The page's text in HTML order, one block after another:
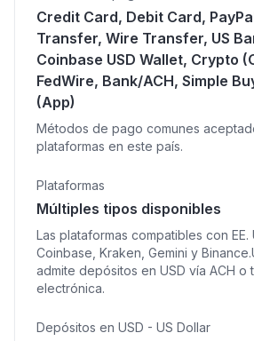
Credit Card, Debit Card,
Transfer, Wire Transfer, US
Coinbase USD Wallet, Crypto
FedWire, Bank/ACH, Simple
(App)
Métodos de pago comunes
plataformas en este país.
Plataformas
Múltiples tipos disponibles
Las plataformas compatibles con EE.
Coinbase, Kraken, Gemini y
admite depósitos en USD vía ACH o
electrónica.
Depósitos en USD - US Dollar